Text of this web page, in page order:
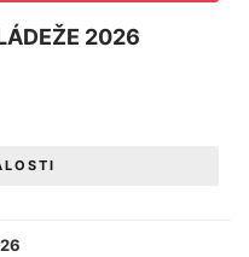
2026